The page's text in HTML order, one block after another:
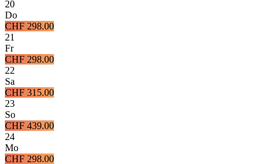
20
Do
CHF 298.00
21
Fr
CHF 298.00
22
Sa
CHF 315.00
23
So
CHF 439.00
24
Mo
CHF 298.00